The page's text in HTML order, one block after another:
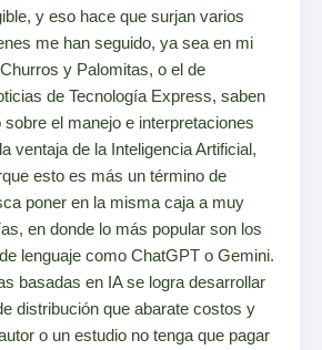
y eso hace que surjan varios
me han seguido, ya sea en mi
y Palomitas, o el de
de Tecnología Express, saben
el manejo e interpretaciones
ventaja de la Inteligencia Artificial,
esto es más un término de
poner en la misma caja a muy
en donde lo más popular son los
lenguaje como ChatGPT o Gemini.
basadas en IA se logra desarrollar
distribución que abarate costos y
o un estudio no tenga que pagar